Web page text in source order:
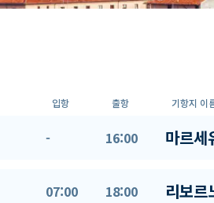
입항 출항 기항지 이
- 16:00 마르세
07:00 18:00 리보